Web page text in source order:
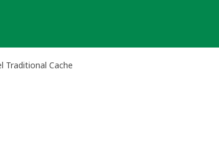
Traditional Cache